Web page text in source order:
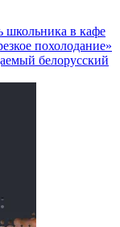
в кафе
похолодание»
белорусский